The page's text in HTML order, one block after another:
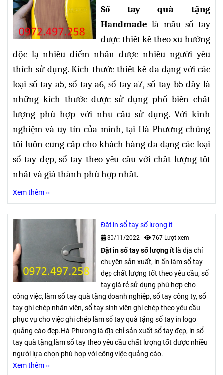
Sổ tay quà tặng
Handmadelà mẫu sổ tay
được thiết kế theo xu hướng
độc lạ nhiều điểm nhấn được nhiều người yêu
thích sử dụng. Kích thước thiết kế đa dạng với các
loại sổ tay a5, sổ tay a6, sổ tay a7, sổ tay b5 đây là
những kích thước được sử dụng phổ biến chất
lượng phù hợp với nhu cầu sử dụng. Với kinh
nghiệm và uy tín của mình, tại Hà Phương chúng
tôi luôn cung cấp cho khách hàng đa dạng các loại
sổ tay đẹp, sổ tay theo yêu cầu với chất lượng tốt
nhất và giá thành phù hợp nhất.
Xem thêm ››
Đặt in sổ tay số lượng ít
30/11/2022 | 767 Lượt xem
Đặt in sổ tay số lượng ít là địa chỉ
chuyên sản xuất, in ấn làm sổ tay
đẹp chất lượng tốt theo yêu cầu, sổ
tay giá rẻ sử dụng phù hợp cho
công việc, làm sổ tay quà tặng doanh nghiệp, sổ tay công ty, sổ
tay ghi chép nhân viên, sổ tay sinh viên ghi chép theo yêu cầu
phục vụ cho việc ghi chép làm sổ tay quà tặng sổ tay in logo
quảng cáo đẹp.Hà Phương là địa chỉ sản xuất sổ tay đẹp, in sổ
tay quà tặng,làm sổ tay theo yêu cầu chất lượng tốt được nhiều
người lựa chọn phù hợp với công việc quảng cáo.
Xem thêm ››